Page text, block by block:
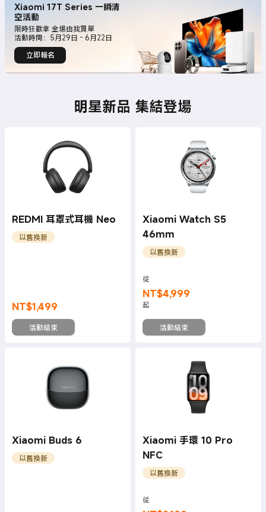
Xiaomi 17T Series 一瞬清
空活動
限時狂歡拿 全場由我買單
活動時間：5月29日 - 6月22日
立即報名
明星新品 集結登場
REDMI 耳罩式耳機 Neo
以舊換新
NT$1,499
現價 NT$1499
活動結束
Xiaomi Watch S5
46mm
以舊換新
從
NT$4,999
現價 NT$4999
起
活動結束
Xiaomi Buds 6
以舊換新
Xiaomi 手環 10 Pro
NFC
以舊換新
從